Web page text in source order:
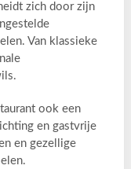
zich door zijn
Van klassieke
ook een
en gastvrije
en gezellige